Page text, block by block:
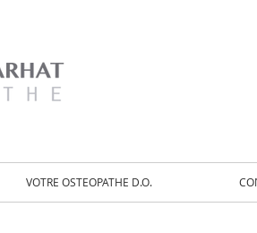
VOTRE OSTEOPATHE D.O.